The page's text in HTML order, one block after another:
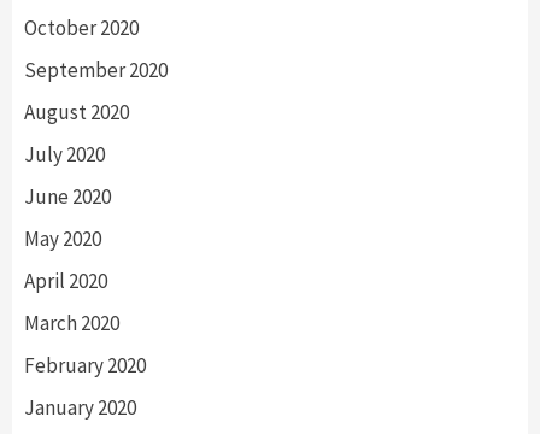
October 2020
September 2020
August 2020
July 2020
June 2020
May 2020
April 2020
March 2020
February 2020
January 2020